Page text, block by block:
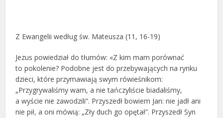
Z Ewangelii według św. Mateusza (11, 16-19)
Jezus powiedział do tłumów: «Z kim mam porównać
to pokolenie? Podobne jest do przebywających na rynku
dzieci, które przymawiają swym rówieśnikom:
„Przygrywaliśmy wam, a nie tańczyliście biadaliśmy,
a wyście nie zawodzili”. Przyszedł bowiem Jan: nie jadł ani
nie pił, a oni mówią: „Zły duch go opętał”. Przyszedł Syn